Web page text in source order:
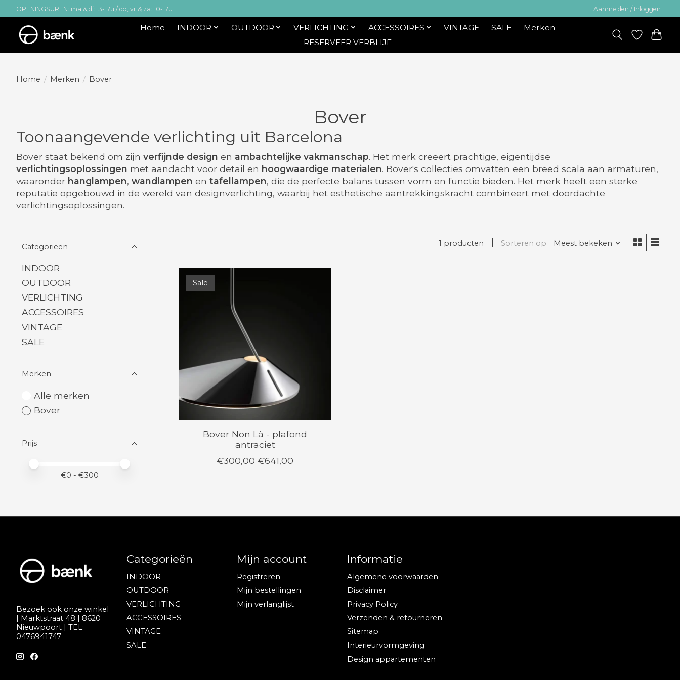
OPENINGSUREN: ma & di: 13-17u / do, vr & za: 10-17u Aanmelden / Inloggen
Home INDOOR OUTDOOR VERLICHTING ACCESSOIRES VINTAGE SALE
Merken
RESERVEER VERBLIJF
Home / Merken / Bover
Bover
Toonaangevende verlichting uit Barcelona
Bover staat bekend om zijn verfijnde design en ambachtelijke vakmanschap. Het merk creëert prachtige, eigentijdse
verlichtingsoplossingen met aandacht voor detail en hoogwaardige materialen. Bover's collecties omvatten een breed scala aan armaturen,
waaronder hanglampen, wandlampen en tafellampen, die de perfecte balans tussen vorm en functie bieden. Het merk heeft een sterke
reputatie opgebouwd in de wereld van designverlichting, waarbij het esthetische aantrekkingskracht combineert met doordachte
verlichtingsoplossingen.
Categorieën
INDOOR
OUTDOOR
VERLICHTING
ACCESSOIRES
VINTAGE
SALE
Merken
Alle merken
Bover
Prijs
Minimale prijswaarde
Price maximum value
€0 - €300
1 producten Sorteren op Meest bekeken
Sale
Bover Non Là - plafond
antraciet
€300,00 €641,00
Bezoek ook onze winkel
| Marktstraat 48 | 8620
Nieuwpoort | TEL:
0476941747
Categorieën
INDOOR
OUTDOOR
VERLICHTING
ACCESSOIRES
VINTAGE
SALE
Mijn account
Registreren
Mijn bestellingen
Mijn verlanglijst
Informatie
Algemene voorwaarden
Disclaimer
Privacy Policy
Verzenden & retourneren
Sitemap
Interieurvormgeving
Design appartementen